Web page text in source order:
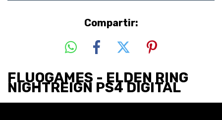
Compartir:
FLUOGAMES - ELDEN RING
NIGHTREIGN PS4 DIGITAL